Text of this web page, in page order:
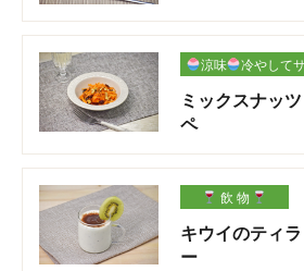
涼味 冷やして
ミックスナッ
ペ
飲 物
キウイのティ
ー